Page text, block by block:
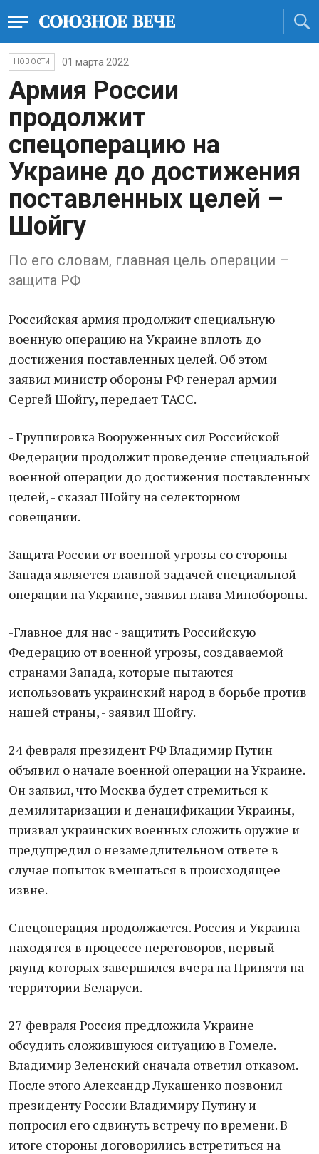
НОВОСТИ 01 марта 2022
Армия России
продолжит
спецоперацию на
Украине до достижения
поставленных целей –
Шойгу
По его словам, главная цель операции –
защита РФ
Российская армия продолжит специальную
военную операцию на Украине вплоть до
достижения поставленных целей. Об этом
заявил министр обороны РФ генерал армии
Сергей Шойгу, передает ТАСС.
- Группировка Вооруженных сил Российской
Федерации продолжит проведение специальной
военной операции до достижения поставленных
целей, - сказал Шойгу на селекторном
совещании.
Защита России от военной угрозы со стороны
Запада является главной задачей специальной
операции на Украине, заявил глава Минобороны.
-Главное для нас - защитить Российскую
Федерацию от военной угрозы, создаваемой
странами Запада, которые пытаются
использовать украинский народ в борьбе против
нашей страны, - заявил Шойгу.
24 февраля президент РФ Владимир Путин
объявил о начале военной операции на Украине.
Он заявил, что Москва будет стремиться к
демилитаризации и денацификации Украины,
призвал украинских военных сложить оружие и
предупредил о незамедлительном ответе в
случае попыток вмешаться в происходящее
извне.
Спецоперация продолжается. Россия и Украина
находятся в процессе переговоров, первый
раунд которых завершился вчера на Припяти на
территории Беларуси.
27 февраля Россия предложила Украине
обсудить сложившуюся ситуацию в Гомеле.
Владимир Зеленский сначала ответил отказом.
После этого Александр Лукашенко позвонил
президенту России Владимиру Путину и
попросил его сдвинуть встречу по времени. В
итоге стороны договорились встретиться на